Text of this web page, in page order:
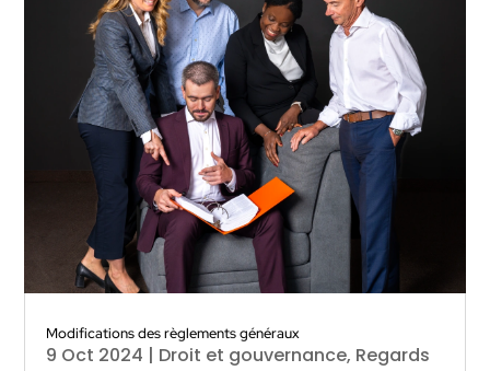
Modifications des règlements généraux
9 Oct 2024 | Droit et gouvernance, Regards